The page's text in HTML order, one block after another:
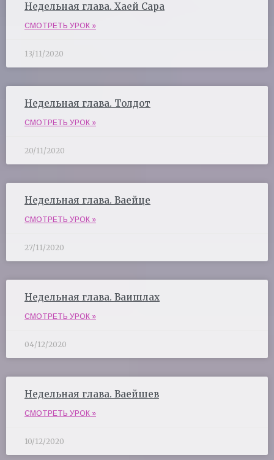
Недельная глава. Хаей Сара
СМОТРЕТЬ УРОК »
13/11/2020
Недельная глава. Толдот
СМОТРЕТЬ УРОК »
20/11/2020
Недельная глава. Ваейце
СМОТРЕТЬ УРОК »
27/11/2020
Недельная глава. Ваишлах
СМОТРЕТЬ УРОК »
04/12/2020
Недельная глава. Ваейшев
СМОТРЕТЬ УРОК »
10/12/2020